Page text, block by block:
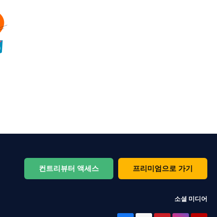
컨트리뷰터 액세스 프리미엄으로 가기
소셜 미디어